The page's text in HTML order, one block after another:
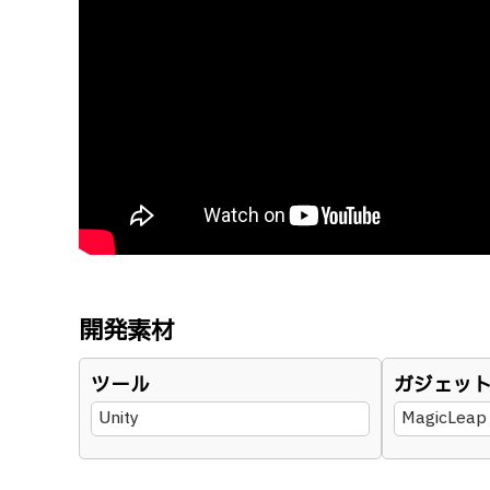
開発素材
ツール
Unity
ガジェッ
MagicLeap